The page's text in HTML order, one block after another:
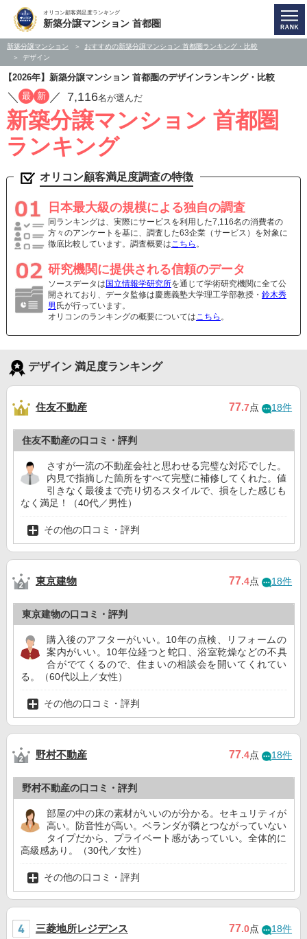
オリコン顧客満足度ランキング
新築分譲マンション 首都圏
新築分譲マンション
おすすめの新築分譲マンション 首都圏ランキング・比較
デザイン
【2026年】新築分譲マンション 首都圏のデザインランキング・比較
／ 最 新 ／ 7,116名が選んだ
新築分譲マンション 首都圏
ランキング
オリコン顧客満足度調査の特徴
日本最大級の規模による独自の調査
同ランキングは、実際にサービスを利用した7,116名の消費者の
方々のアンケートを基に、調査した63企業（サービス）を対象に
徹底比較しています。調査概要はこちら 。
研究機関に提供される信頼のデータ
ソースデータは 国立情報学研究所を通じて学術研究機関に全て公
開されており、データ監修は慶應義塾大学理工学部教授・ 鈴木秀
男 氏が行っています。
オリコンのランキングの概要についてはこちら 。
デザイン 満足度ランキング
住友不動産 77.7点 18件
住友不動産の口コミ・評判
さすが一流の不動産会社と思わせる完璧な対応でした。
内見で指摘した箇所をすべて完璧に補修してくれた。値
引きなく最後まで売り切るスタイルで、損をした感じも
なく満足！（40代／男性）
その他の口コミ・評判
東京建物 77.4点 18件
東京建物の口コミ・評判
購入後のアフターがいい。10年の点検、リフォームの
案内がいい。10年位経つと蛇口、浴室乾燥などの不具
合がでてくるので、住まいの相談会を開いてくれてい
る。（60代以上／女性）
その他の口コミ・評判
野村不動産 77.4点 18件
野村不動産の口コミ・評判
部屋の中の床の素材がいいのが分かる。セキュリティが
高い。防音性が高い。ベランダが隣とつながっていない
タイプだから、プライベート感があっていい。全体的に
高級感あり。（30代／女性）
その他の口コミ・評判
三菱地所レジデンス 77.0点 18件